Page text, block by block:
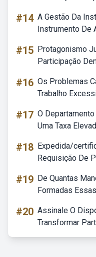
#14 A Gestão Da
Instrumento De
#15 Protagonismo
Participação
#16 Os Problemas
Trabalho
#17 O
Uma Taxa
#18 Expedida/
Requisição De
#19 De Quantas
Formadas
#20 Assinale O
Transformar